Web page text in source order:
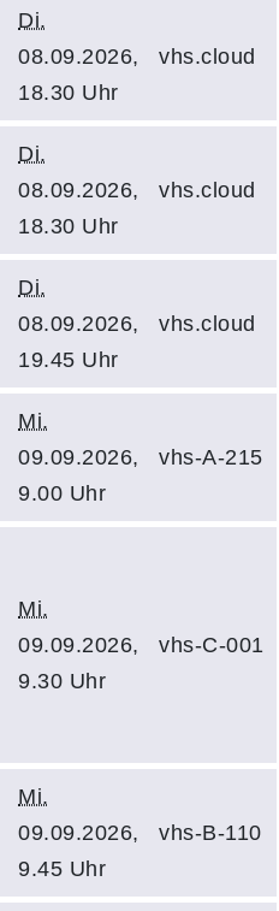
Di.
08.09.2026,
18.30 Uhr
vhs.cloud
Di.
08.09.2026,
18.30 Uhr
vhs.cloud
Di.
08.09.2026,
19.45 Uhr
vhs.cloud
Mi.
09.09.2026,
9.00 Uhr
vhs-A-215
Mi.
09.09.2026,
9.30 Uhr
vhs-C-001
Mi.
09.09.2026,
9.45 Uhr
vhs-B-110